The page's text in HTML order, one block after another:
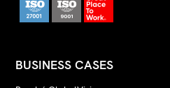
BUSINESS CASES